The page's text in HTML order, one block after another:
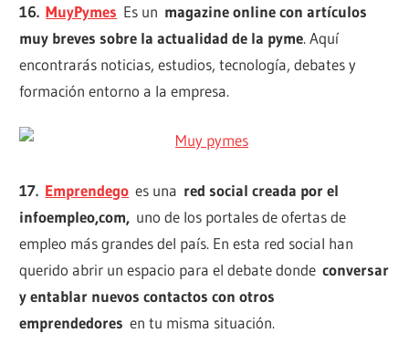
16.MuyPymes Es un magazine online con artículos
muy breves sobre la actualidad de la pyme. Aquí
encontrarás noticias, estudios, tecnología, debates y
formación entorno a la empresa.
17. Emprendego es una red social creada por el
infoempleo,com, uno de los portales de ofertas de
empleo más grandes del país. En esta red social han
querido abrir un espacio para el debate dondeconversar
y entablar nuevos contactos con otros
emprendedores en tu misma situación.